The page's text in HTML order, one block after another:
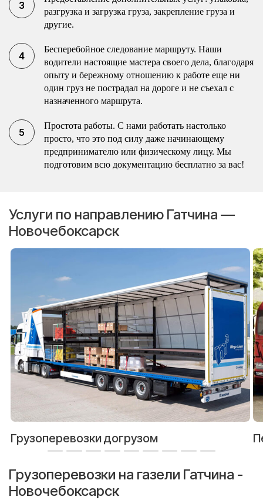
разгрузка и загрузка груза, закрепление груза и
другие.
Бесперебойное следование маршруту. Наши
водители настоящие мастера своего дела, благодаря
опыту и бережному отношению к работе еще ни
один груз не пострадал на дороге и не съехал с
назначенного маршрута.
Простота работы. С нами работать настолько
просто, что это под силу даже начинающему
предпринимателю или физическому лицу. Мы
подготовим всю документацию бесплатно за вас!
Услуги по направлению Гатчина —
Новочебоксарск
Грузоперевозки догрузом
Грузоперевозки на газели Гатчина -
Новочебоксарск